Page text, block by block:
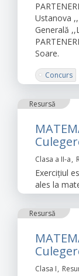
Ustanova
Generală
Soare.
Concurs
Resursă
Clasa a II-a
Exercițiul
ales la
Resursă
Clasa I